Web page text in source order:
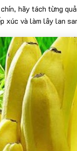
hãy tách từng
xúc và làm lây lan